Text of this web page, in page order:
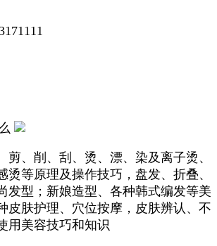
剪、削、刮、烫、漂、染及离子烫、
烫等原理及操作技巧，盘发、折叠、
发型；新娘造型、各种韩式编发等美
皮肤护理、穴位按摩，皮肤辨认、不
用美容技巧和知识